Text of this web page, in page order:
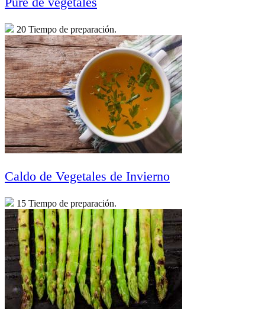
20 Tiempo de preparación.
Caldo de Vegetales de Invierno
15 Tiempo de preparación.